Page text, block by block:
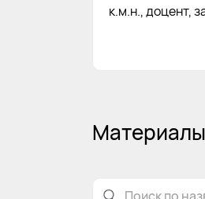
к.м.н., доцент,